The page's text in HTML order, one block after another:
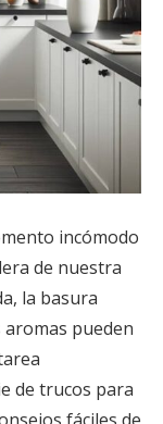
incómodo
de nuestra
la basura
pueden
de trucos para